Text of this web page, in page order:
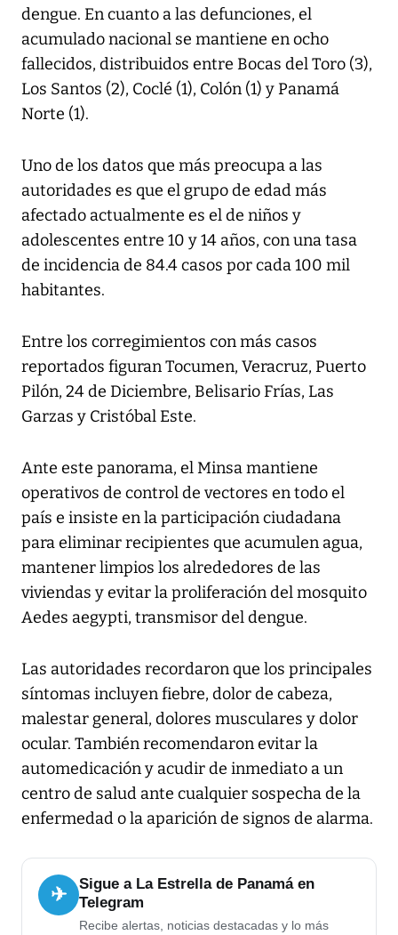
dengue. En cuanto a las defunciones, el
acumulado nacional se mantiene en ocho
fallecidos, distribuidos entre Bocas del Toro (3),
Los Santos (2), Coclé (1), Colón (1) y Panamá
Norte (1).
Uno de los datos que más preocupa a las
autoridades es que el grupo de edad más
afectado actualmente es el de niños y
adolescentes entre 10 y 14 años, con una tasa
de incidencia de 84.4 casos por cada 100 mil
habitantes.
Entre los corregimientos con más casos
reportados figuran Tocumen, Veracruz, Puerto
Pilón, 24 de Diciembre, Belisario Frías, Las
Garzas y Cristóbal Este.
Ante este panorama, el Minsa mantiene
operativos de control de vectores en todo el
país e insiste en la participación ciudadana
para eliminar recipientes que acumulen agua,
mantener limpios los alrededores de las
viviendas y evitar la proliferación del mosquito
Aedes aegypti, transmisor del dengue.
Las autoridades recordaron que los principales
síntomas incluyen fiebre, dolor de cabeza,
malestar general, dolores musculares y dolor
ocular. También recomendaron evitar la
automedicación y acudir de inmediato a un
centro de salud ante cualquier sospecha de la
enfermedad o la aparición de signos de alarma.
✈
Sigue a La Estrella de Panamá en
Telegram
Recibe alertas, noticias destacadas y lo más